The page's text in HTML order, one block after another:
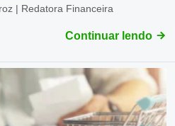
| Redatora Financeira
Continuar lendo